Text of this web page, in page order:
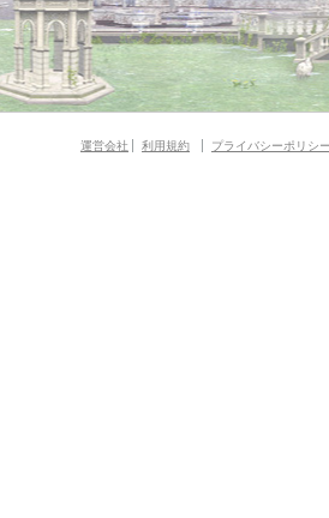
運営会社 利用規約 プライバシーポリシー